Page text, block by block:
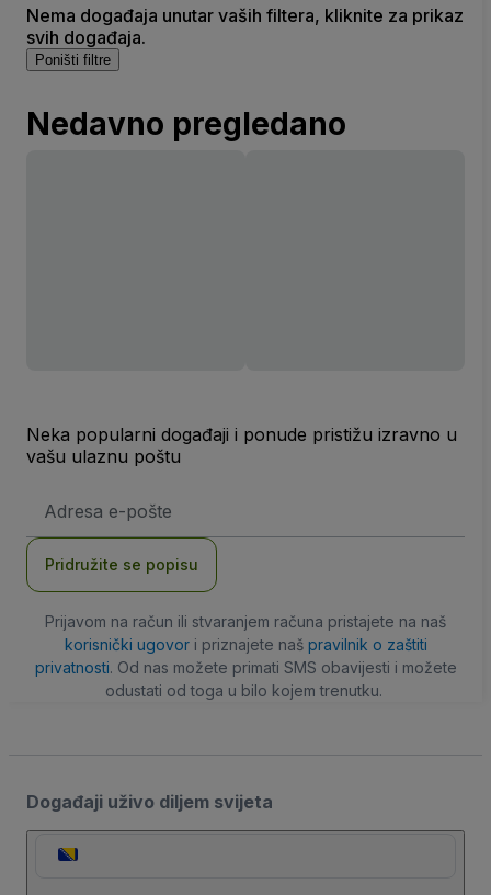
Nema događaja unutar vaših filtera, kliknite za prikaz
svih događaja.
Poništi filtre
Nedavno pregledano
Neka popularni događaji i ponude pristižu izravno u
vašu ulaznu poštu
mail
Pridružite se popisu
Prijavom na račun ili stvaranjem računa pristajete na naš
korisnički ugovori priznajete naš pravilnik o zaštiti
privatnosti. Od nas možete primati SMS obavijesti i možete
odustati od toga u bilo kojem trenutku.
Događaji uživo diljem svijeta